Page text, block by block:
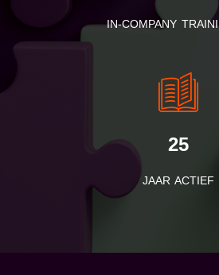
IN-COMPANY
25
JAAR ACTIEF